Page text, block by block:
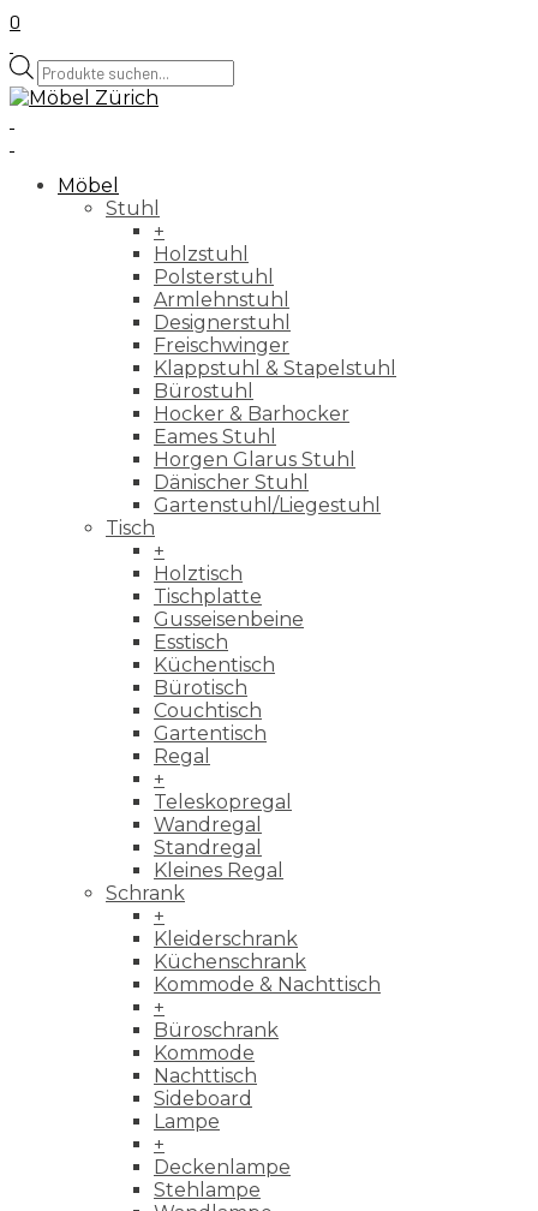
0
Products
search
Möbel
Stuhl
+
Holzstuhl
Polsterstuhl
Armlehnstuhl
Designerstuhl
Freischwinger
Klappstuhl & Stapelstuhl
Bürostuhl
Hocker & Barhocker
Eames Stuhl
Horgen Glarus Stuhl
Dänischer Stuhl
Gartenstuhl/Liegestuhl
Tisch
+
Holztisch
Tischplatte
Gusseisenbeine
Esstisch
Küchentisch
Bürotisch
Couchtisch
Gartentisch
Regal
+
Teleskopregal
Wandregal
Standregal
Kleines Regal
Schrank
+
Kleiderschrank
Küchenschrank
Kommode & Nachttisch
+
Büroschrank
Kommode
Nachttisch
Sideboard
Lampe
+
Deckenlampe
Stehlampe